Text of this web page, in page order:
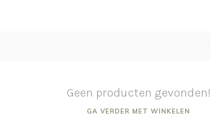
Geen producten gevonden!
GA VERDER MET WINKELEN